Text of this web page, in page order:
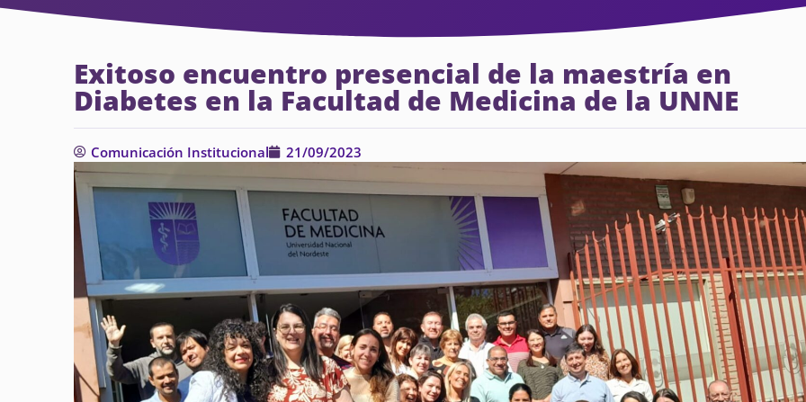
Exitoso encuentro presencial de la maestría en
Diabetes en la Facultad de Medicina de la UNNE
Comunicación Institucional 21/09/2023